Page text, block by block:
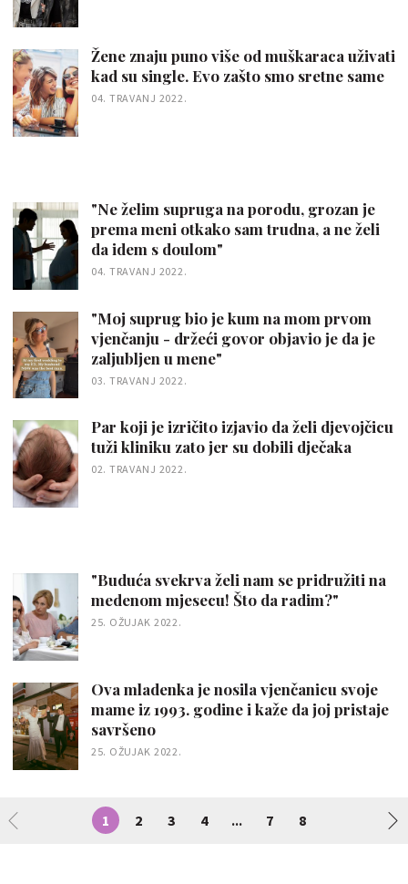
Žene znaju puno više od muškaraca uživati
kad su single. Evo zašto smo sretne same
04. TRAVANJ 2022.
"Ne želim supruga na porodu, grozan je
prema meni otkako sam trudna, a ne želi
da idem s doulom"
04. TRAVANJ 2022.
"Moj suprug bio je kum na mom prvom
vjenčanju - držeći govor objavio je da je
zaljubljen u mene"
03. TRAVANJ 2022.
Par koji je izričito izjavio da želi djevojčicu
tuži kliniku zato jer su dobili dječaka
02. TRAVANJ 2022.
"Buduća svekrva želi nam se pridružiti na
medenom mjesecu! Što da radim?"
25. OŽUJAK 2022.
Ova mladenka je nosila vjenčanicu svoje
mame iz 1993. godine i kaže da joj pristaje
savršeno
25. OŽUJAK 2022.
1 2 3 4 ... 7 8